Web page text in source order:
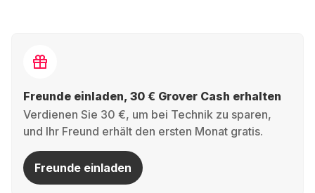
Freunde einladen, 30 € Grover Cash erhalten
Verdienen Sie 30 €, um bei Technik zu sparen,
und Ihr Freund erhält den ersten Monat gratis.
Freunde einladen